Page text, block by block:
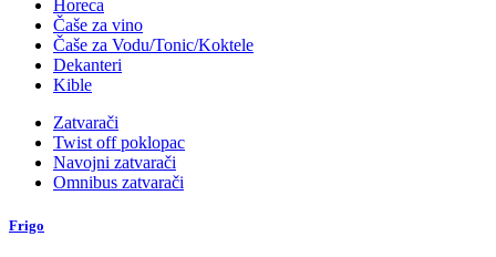
Horeca
Čaše za vino
Čaše za Vodu/Tonic/Koktele
Dekanteri
Kible
Zatvarači
Twist off poklopac
Navojni zatvarači
Omnibus zatvarači
Frigo